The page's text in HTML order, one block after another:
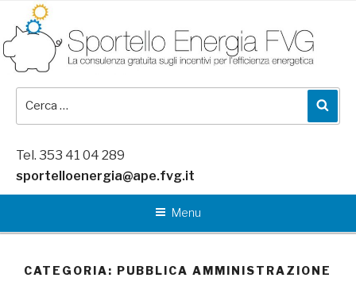
contenuto
Tel. 353 41 04 289
sportelloenergia@ape.fvg.it
Menu
CATEGORIA: PUBBLICA AMMINISTRAZIONE